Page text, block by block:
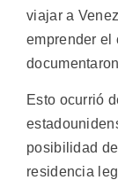
viajar a
emprender el
Esto ocurrió
posibilidad
residencia